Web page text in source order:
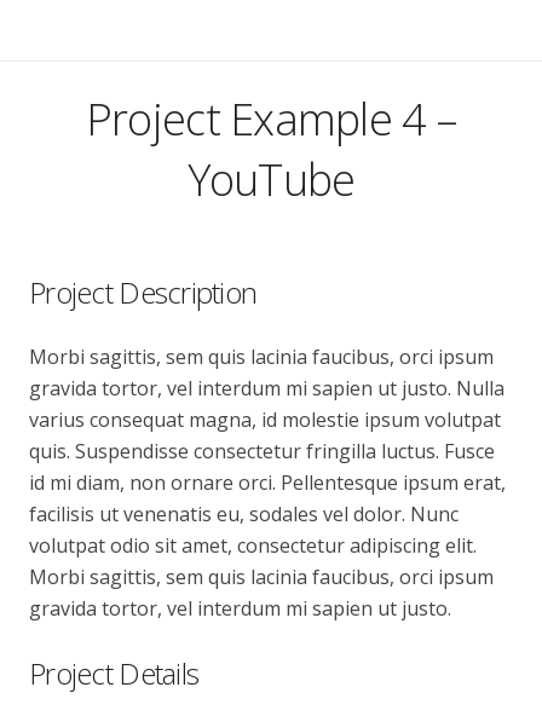
Project Example 4 –
YouTube
Project Description
Morbi sagittis, sem quis lacinia faucibus, orci ipsum
gravida tortor, vel interdum mi sapien ut justo. Nulla
varius consequat magna, id molestie ipsum volutpat
quis. Suspendisse consectetur fringilla luctus. Fusce
id mi diam, non ornare orci. Pellentesque ipsum erat,
facilisis ut venenatis eu, sodales vel dolor. Nunc
volutpat odio sit amet, consectetur adipiscing elit.
Morbi sagittis, sem quis lacinia faucibus, orci ipsum
gravida tortor, vel interdum mi sapien ut justo.
Project Details